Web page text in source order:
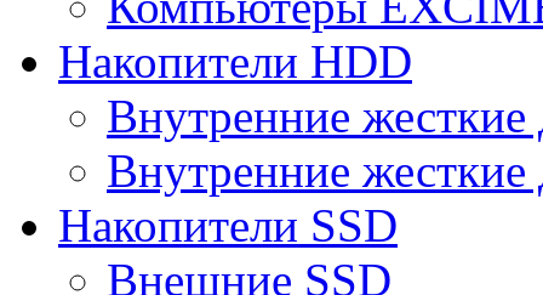
Накопители HDD
Внутренние
Внутренние
Накопители SSD
Внешние SSD